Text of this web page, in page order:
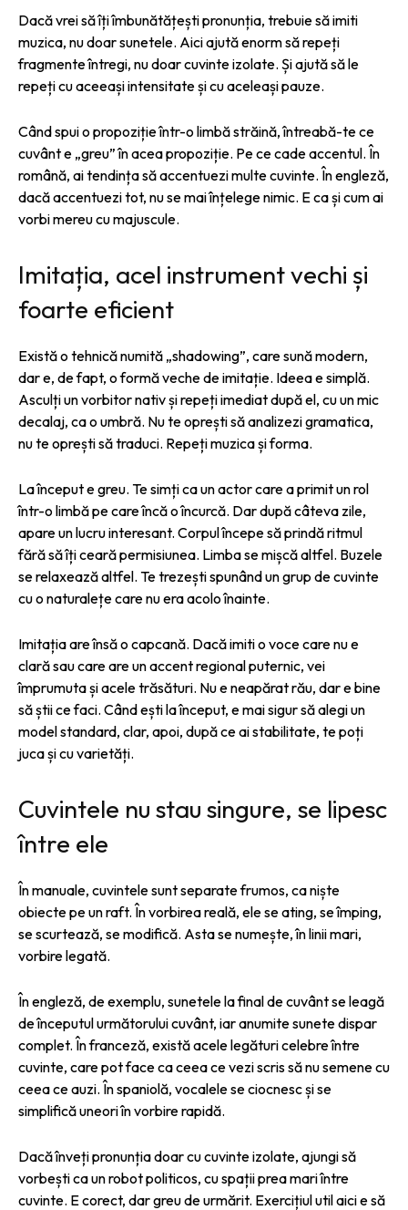
Dacă vrei să îți îmbunătățești pronunția, trebuie să imiti
muzica, nu doar sunetele. Aici ajută enorm să repeți
fragmente întregi, nu doar cuvinte izolate. Și ajută să le
repeți cu aceeași intensitate și cu aceleași pauze.
Când spui o propoziție într-o limbă străină, întreabă-te ce
cuvânt e „greu” în acea propoziție. Pe ce cade accentul. În
română, ai tendința să accentuezi multe cuvinte. În engleză,
dacă accentuezi tot, nu se mai înțelege nimic. E ca și cum ai
vorbi mereu cu majuscule.
Imitația, acel instrument vechi și
foarte eficient
Există o tehnică numită „shadowing”, care sună modern,
dar e, de fapt, o formă veche de imitație. Ideea e simplă.
Asculți un vorbitor nativ și repeți imediat după el, cu un mic
decalaj, ca o umbră. Nu te oprești să analizezi gramatica,
nu te oprești să traduci. Repeți muzica și forma.
La început e greu. Te simți ca un actor care a primit un rol
într-o limbă pe care încă o încurcă. Dar după câteva zile,
apare un lucru interesant. Corpul începe să prindă ritmul
fără să îți ceară permisiunea. Limba se mișcă altfel. Buzele
se relaxează altfel. Te trezești spunând un grup de cuvinte
cu o naturalețe care nu era acolo înainte.
Imitația are însă o capcană. Dacă imiti o voce care nu e
clară sau care are un accent regional puternic, vei
împrumuta și acele trăsături. Nu e neapărat rău, dar e bine
să știi ce faci. Când ești la început, e mai sigur să alegi un
model standard, clar, apoi, după ce ai stabilitate, te poți
juca și cu varietăți.
Cuvintele nu stau singure, se lipesc
între ele
În manuale, cuvintele sunt separate frumos, ca niște
obiecte pe un raft. În vorbirea reală, ele se ating, se împing,
se scurtează, se modifică. Asta se numește, în linii mari,
vorbire legată.
În engleză, de exemplu, sunetele la final de cuvânt se leagă
de începutul următorului cuvânt, iar anumite sunete dispar
complet. În franceză, există acele legături celebre între
cuvinte, care pot face ca ceea ce vezi scris să nu semene cu
ceea ce auzi. În spaniolă, vocalele se ciocnesc și se
simplifică uneori în vorbire rapidă.
Dacă înveți pronunția doar cu cuvinte izolate, ajungi să
vorbești ca un robot politicos, cu spații prea mari între
cuvinte. E corect, dar greu de urmărit. Exercițiul util aici e să